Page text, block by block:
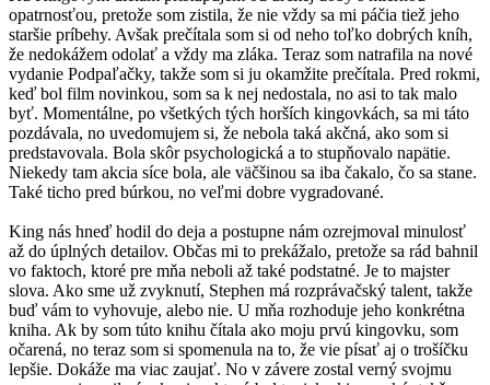
opatrnosťou, pretože som zistila, že nie vždy sa mi páčia tiež jeho
staršie príbehy. Avšak prečítala som si od neho toľko dobrých kníh,
že nedokážem odolať a vždy ma zláka. Teraz som natrafila na nové
vydanie Podpaľačky, takže som si ju okamžite prečítala. Pred rokmi,
keď bol film novinkou, som sa k nej nedostala, no asi to tak malo
byť. Momentálne, po všetkých tých horších kingovkách, sa mi táto
pozdávala, no uvedomujem si, že nebola taká akčná, ako som si
predstavovala. Bola skôr psychologická a to stupňovalo napätie.
Niekedy tam akcia síce bola, ale väčšinou sa iba čakalo, čo sa stane.
Také ticho pred búrkou, no veľmi dobre vygradované.
King nás hneď hodil do deja a postupne nám ozrejmoval minulosť
až do úplných detailov. Občas mi to prekážalo, pretože sa rád bahnil
vo faktoch, ktoré pre mňa neboli až také podstatné. Je to majster
slova. Ako sme už zvyknutí, Stephen má rozprávačský talent, takže
buď vám to vyhovuje, alebo nie. U mňa rozhoduje jeho konkrétna
kniha. Ak by som túto knihu čítala ako moju prvú kingovku, som
očarená, no teraz som si spomenula na to, že vie písať aj o trošíčku
lepšie. Dokáže ma viac zaujať. No v závere zostal verný svojmu